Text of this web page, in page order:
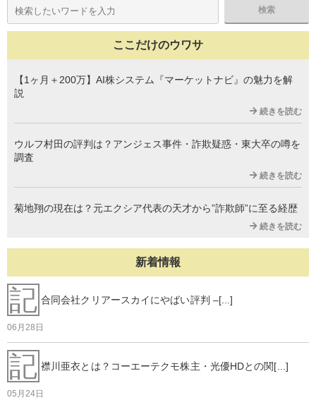
ここだけのウワサ
【1ヶ月＋200万】AI株システム『マーケットナビ』の魅力を解
説
続きを読む
ウルフ村田の評判は？アンジェス事件・詐欺疑惑・東大卒の噂を
調査
続きを読む
菊地翔の現在は？元エクシア代表の天才から”詐欺師”に至る経歴
続きを読む
新着情報
記 合同会社クリアースカイにやばい評判 –[...]
06月28日
記 襟川亜衣とは？コーエーテクモ株主・光優HDとの関[...]
05月24日